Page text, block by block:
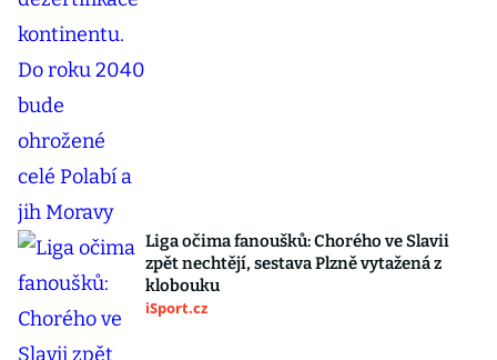
Liga očima fanoušků: Chorého ve Slavii
zpět nechtějí, sestava Plzně vytažená z
klobouku
iSport.cz